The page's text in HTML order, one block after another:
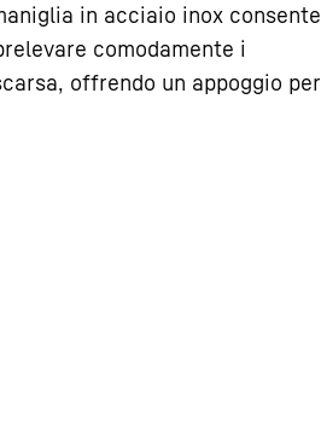
in acciaio inox consente
comodamente i
offrendo un appoggio per